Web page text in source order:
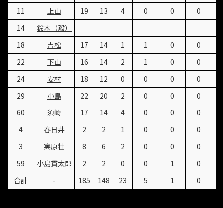
11
上山 19 13 4 0 0
0
14
鈴木（毅）
18
吉松 17 14 1 1 0
0
22
下山 16 14 2 1 0
0
24
安村 18 12 0 0 0
0
29
小島 22 20 2 0 0
0
60
須崎 17 14 4 0 0
0
4
春日井 2 2 1 0 0
0
3
実原壮 8 6 2 0 0
0
59
小島貫太郎 2 2 0 0 1
0
合計
- 185 148 23 5 1 0